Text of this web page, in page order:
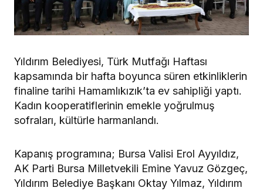
Yıldırım Belediyesi, Türk Mutfağı Haftası
kapsamında bir hafta boyunca süren etkinliklerin
finaline tarihi Hamamlıkızık’ta ev sahipliği yaptı.
Kadın kooperatiflerinin emekle yoğrulmuş
sofraları, kültürle harmanlandı.
Kapanış programına; Bursa Valisi Erol Ayyıldız,
AK Parti Bursa Milletvekili Emine Yavuz Gözgeç,
Yıldırım Belediye Başkanı Oktay Yılmaz, Yıldırım